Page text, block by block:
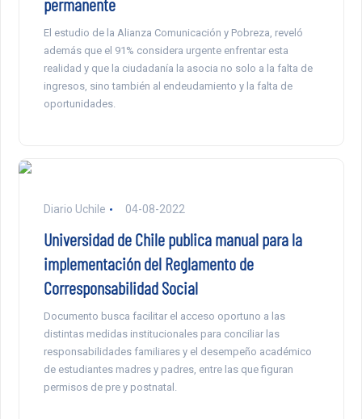
El estudio de la Alianza Comunicación y Pobreza, reveló
además que el 91% considera urgente enfrentar esta
realidad y que la ciudadanía la asocia no solo a la falta de
ingresos, sino también al endeudamiento y la falta de
oportunidades.
Diario Uchile 04-08-2022
Universidad de Chile publica manual para la
implementación del Reglamento de
Corresponsabilidad Social
Documento busca facilitar el acceso oportuno a las
distintas medidas institucionales para conciliar las
responsabilidades familiares y el desempeño académico
de estudiantes madres y padres, entre las que figuran
permisos de pre y postnatal.